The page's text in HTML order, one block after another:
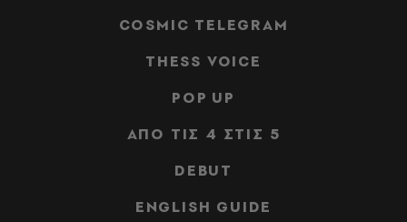
COSMIC TELEGRAM
THESS VOICE
POP UP
ΑΠΟ ΤΙΣ 4 ΣΤΙΣ 5
DEBUT
ENGLISH GUIDE